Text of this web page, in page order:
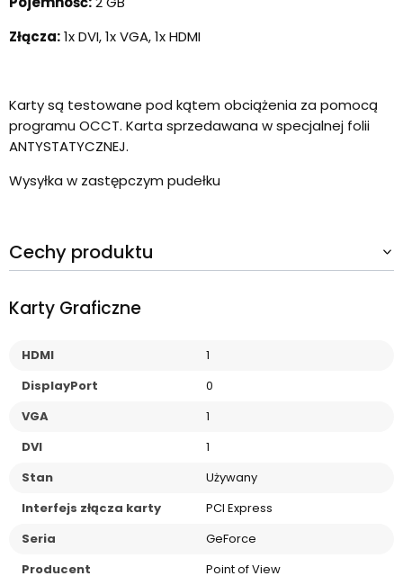
Złącza:1x DVI, 1x VGA, 1x HDMI
Karty są testowane pod kątem obciążenia za pomocą
programu OCCT. Karta sprzedawana w specjalnej folii
ANTYSTATYCZNEJ.
Wysyłka w zastępczym pudełku
Cechy produktu
Karty Graficzne
HDMI
1
DisplayPort
0
VGA
1
DVI
1
Stan
Używany
Interfejs złącza karty
PCI Express
Seria
GeForce
Producent
Point of View